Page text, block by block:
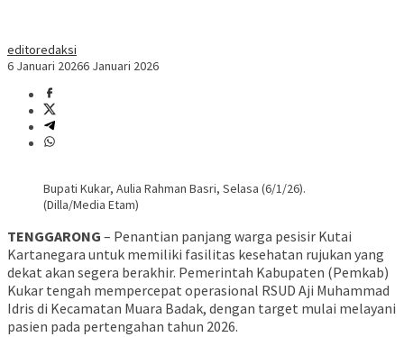
editoredaksi
6 Januari 20266 Januari 2026
Bupati Kukar, Aulia Rahman Basri, Selasa (6/1/26).
(Dilla/Media Etam)
TENGGARONG – Penantian panjang warga pesisir Kutai
Kartanegara untuk memiliki fasilitas kesehatan rujukan yang
dekat akan segera berakhir. Pemerintah Kabupaten (Pemkab)
Kukar tengah mempercepat operasional RSUD Aji Muhammad
Idris di Kecamatan Muara Badak, dengan target mulai melayani
pasien pada pertengahan tahun 2026.